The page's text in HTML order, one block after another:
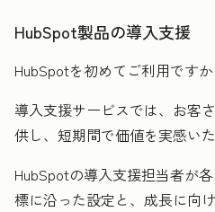
HubSpot製品の導入支援
HubSpotを初めてご利用ですか
導入支援サービスでは、お客
供し、短期間で価値を実感い
HubSpotの導入支援担当者が
標に沿った設定と、成長に向